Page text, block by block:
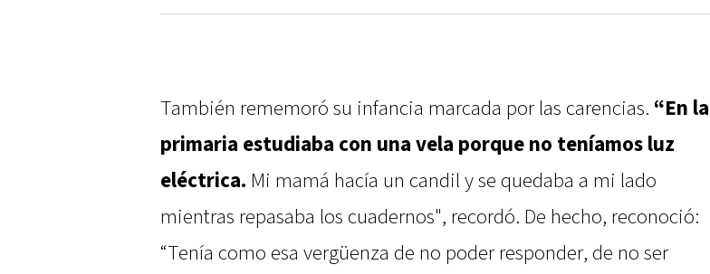
También rememoró su infancia marcada por las carencias. “En la
primaria estudiaba con una vela porque no teníamos luz
eléctrica. Mi mamá hacía un candil y se quedaba a mi lado
mientras repasaba los cuadernos", recordó. De hecho, reconoció:
“Tenía como esa vergüenza de no poder responder, de no ser